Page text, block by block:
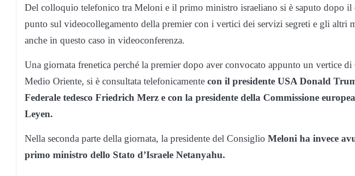
Del colloquio telefonico tra Meloni e il primo ministro israeliano si è saputo dopo il
punto sul videocollegamento della premier con i vertici dei servizi segreti e gli altri
anche in questo caso in videoconferenza.
Una giornata frenetica perché la premier dopo aver convocato appunto un vertice
Medio Oriente, si è consultata telefonicamente con il presidente USA Donald
Federale tedesco Friedrich Merz e con la presidente della Commissione
Leyen.
Nella seconda parte della giornata, la presidente del Consiglio Meloni ha invece
primo ministro dello Stato d’Israele Netanyahu.